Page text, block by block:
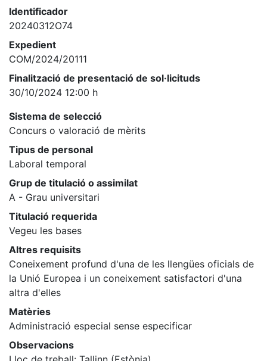
Identificador
20240312O74
Expedient
COM/2024/20111
Finalització de presentació de sol·licituds
30/10/2024 12:00 h
Sistema de selecció
Concurs o valoració de mèrits
Tipus de personal
Laboral temporal
Grup de titulació o assimilat
A - Grau universitari
Titulació requerida
Vegeu les bases
Altres requisits
Coneixement profund d'una de les llengües oficials de
la Unió Europea i un coneixement satisfactori d'una
altra d'elles
Matèries
Administració especial sense especificar
Observacions